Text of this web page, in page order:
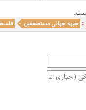
: جبهه جهانی مستضعفین